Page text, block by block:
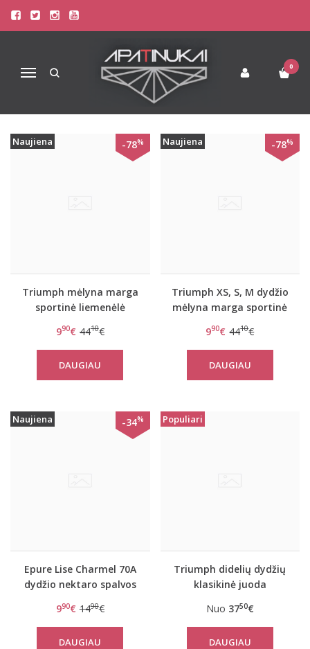
Navigacija
0
LIEMENĖLĖS BE LANKELIŲ
Liemenėlės Liemenėlės Be Lankelių
Naujiena -78%
Triumph mėlyna marga
sportinė liemenėlė
Motion P
990€ 4410€
DAUGIAU
Naujiena -78%
Triumph XS, S, M dydžio
mėlyna marga sportinė
Seamless Motion N
990€ 4410€
DAUGIAU
Naujiena -34%
Epure Lise Charmel 70A
dydžio nektaro spalvos
Revelation Beaute
Nectar
990€ 1490€
DAUGIAU
Populiari
Triumph didelių dydžių
klasikinė juoda
Nuo 3750€
DAUGIAU